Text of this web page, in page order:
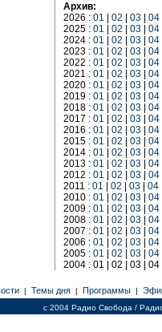
Архив:
2026 : 01 02 03 04
2025 : 01 02 03 04
2024 : 01 02 03 04
2023 : 01 02 03 04
2022 : 01 02 03 04
2021 : 01 02 03 04
2020 : 01 02 03 04
2019 : 01 02 03 04
2018 : 01 02 03 04
2017 : 01 02 03 04
2016 : 01 02 03 04
2015 : 01 02 03 04
2014 : 01 02 03 04
2013 : 01 02 03 04
2012 : 01 02 03 04
2011 : 01 02 03 04
2010 : 01 02 03 04
2009 : 01 02 03 04
2008 : 01 02 03 04
2007 : 01 02 03 04
2006 : 01 02 03 04
2005 : 01 02 03 04
2004 : 01 | 02 | 03 |
| Темы дня | Программы |
c 2004 Радио Свобода /